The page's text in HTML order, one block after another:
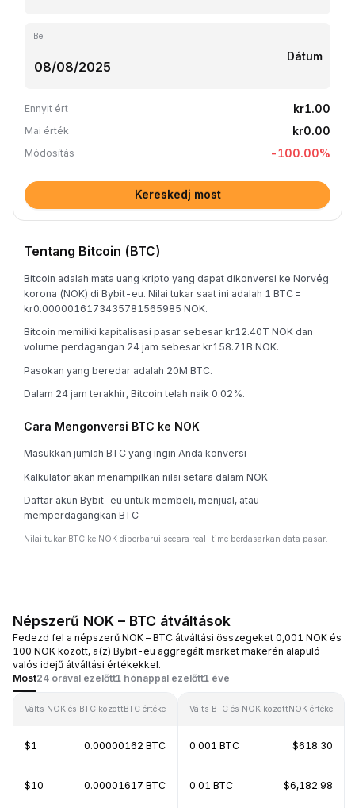
Be
Dátum
Ennyit ért kr1.00
Mai érték kr0.00
Módosítás -100.00%
Kereskedj most
Tentang Bitcoin (BTC)
Bitcoin adalah mata uang kripto yang dapat dikonversi ke Norvég
korona (NOK) di Bybit-eu. Nilai tukar saat ini adalah 1 BTC =
kr0.0000016173435781565985 NOK.
Bitcoin memiliki kapitalisasi pasar sebesar kr12.40T NOK dan
volume perdagangan 24 jam sebesar kr158.71B NOK.
Pasokan yang beredar adalah 20M BTC.
Dalam 24 jam terakhir, Bitcoin telah naik 0.02%.
Cara Mengonversi BTC ke NOK
Masukkan jumlah BTC yang ingin Anda konversi
Kalkulator akan menampilkan nilai setara dalam NOK
Daftar akun Bybit-eu untuk membeli, menjual, atau
memperdagangkan BTC
Nilai tukar BTC ke NOK diperbarui secara real-time berdasarkan data pasar.
Népszerű NOK – BTC átváltások
Fedezd fel a népszerű NOK – BTC átváltási összegeket 0,001 NOK és
100 NOK között, a(z) Bybit-eu aggregált market makerén alapuló
valós idejű átváltási értékekkel.
Most24 órával ezelőtt1 hónappal ezelőtt1 éve
Válts NOK és BTC közöttBTC értéke
$1 0.00000162 BTC
$10 0.00001617 BTC
Válts BTC és NOK közöttNOK értéke
0.001 BTC $618.30
0.01 BTC $6,182.98